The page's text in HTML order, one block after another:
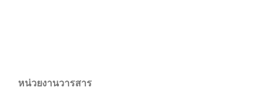
หน่วยงานวารสาร